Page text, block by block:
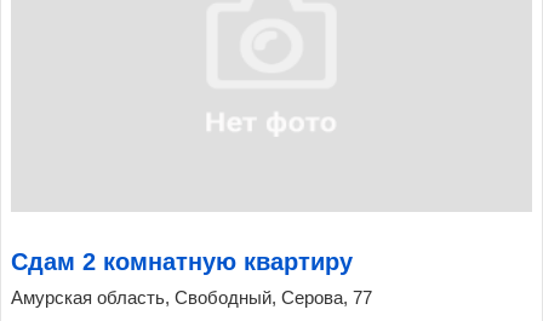
Сдам 2 комнатную квартиру
Амурская область, Свободный, Серова, 77